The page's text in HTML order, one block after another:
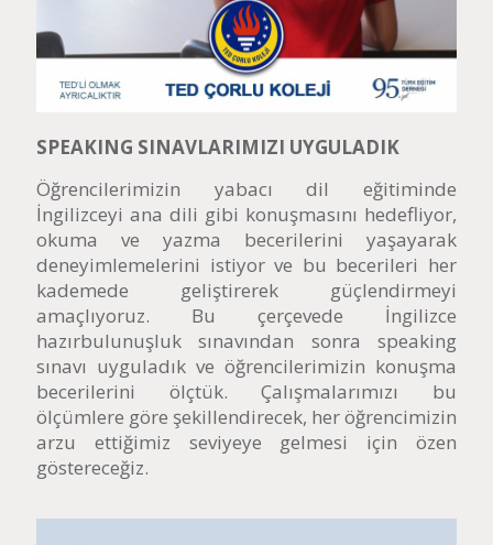
SPEAKING SINAVLARIMIZI UYGULADIK
Öğrencilerimizin yabacı dil eğitiminde
İngilizceyi ana dili gibi konuşmasını hedefliyor,
okuma ve yazma becerilerini yaşayarak
deneyimlemelerini istiyor ve bu becerileri her
kademede geliştirerek güçlendirmeyi
amaçlıyoruz. Bu çerçevede İngilizce
hazırbulunuşluk sınavından sonra speaking
sınavı uyguladık ve öğrencilerimizin konuşma
becerilerini ölçtük. Çalışmalarımızı bu
ölçümlere göre şekillendirecek, her öğrencimizin
arzu ettiğimiz seviyeye gelmesi için özen
göstereceğiz.